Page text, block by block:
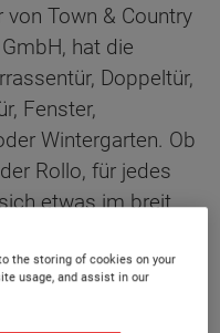
von Town & Country
hat die
Doppeltür,
Fenster,
Wintergarten. Ob
Rollo, für jedes
etwas im breit
the storing of cookies on your
usage, and assist in our